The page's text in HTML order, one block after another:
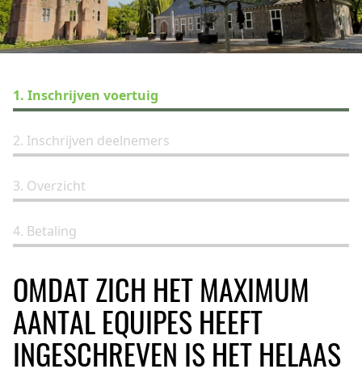
1. Inschrijven voertuig
2. Inschrijven deelnemers
3. Overzicht
4. Betaling
OMDAT ZICH HET MAXIMUM
AANTAL EQUIPES HEEFT
INGESCHREVEN IS HET HELAAS